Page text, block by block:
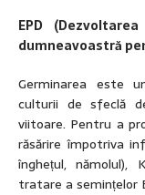
EPD
dumneavoastră
Germinarea este
culturii de sfeclă
viitoare. Pentru a
răsărire împotriva
înghețul,
tratare a semințelor